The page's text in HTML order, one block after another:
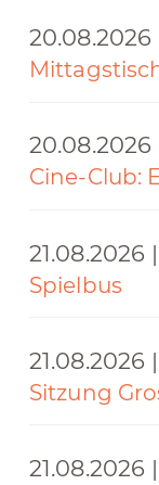
20.08.2026
Cine-Club:
21.08.2026
Spielbus
21.08.2026
Sitzung
21.08.2026